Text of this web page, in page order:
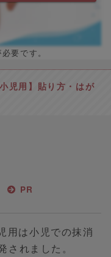
要です。
児用】貼り方・はが
PR
用は小児での抹消
れました。